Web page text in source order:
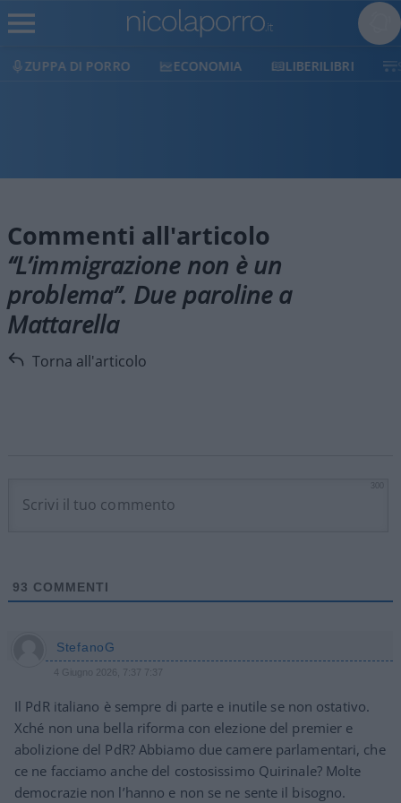
ZUPPA DI PORRO ECONOMIA LIBERILIBRI
Commenti all'articolo
“L’immigrazione non è un
problema”. Due paroline a
Mattarella
Torna all'articolo
93 COMMENTI
StefanoG
4 Giugno 2026, 7:37 7:37
Il PdR italiano è sempre di parte e inutile se non ostativo.
Xché non una bella riforma con elezione del premier e
abolizione del PdR? Abbiamo due camere parlamentari, che
ce ne facciamo anche del costosissimo Quirinale? Molte
democrazie non l’hanno e non se ne sente il bisogno.